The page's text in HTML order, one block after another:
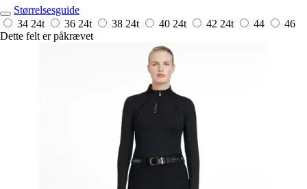
Størrelsesguide
34 24t 36 24t 38 24t 40 24t 42 24t 44
46
Dette felt er påkrævet